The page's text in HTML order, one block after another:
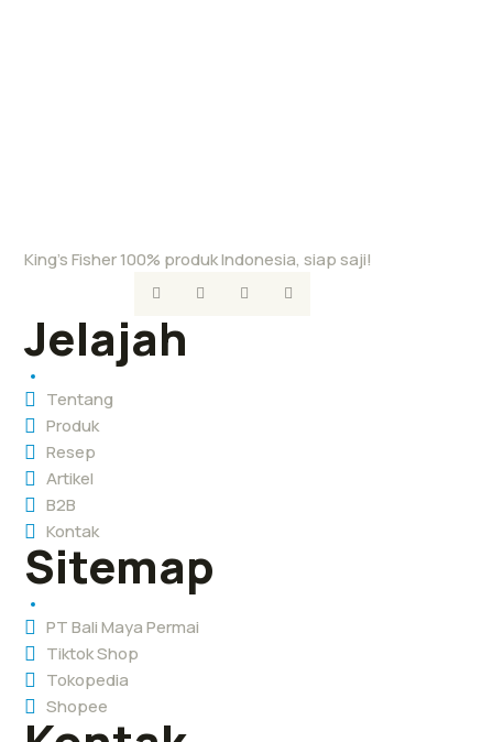
King’s Fisher 100% produk Indonesia, siap saji!
Jelajah
Tentang
Produk
Resep
Artikel
B2B
Kontak
Sitemap
PT Bali Maya Permai
Tiktok Shop
Tokopedia
Shopee